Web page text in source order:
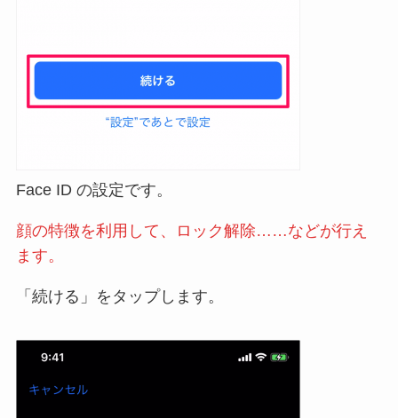
Face ID の設定です。
顔の特徴を利用して、ロック解除……などが行え
ます。
「続ける」をタップします。